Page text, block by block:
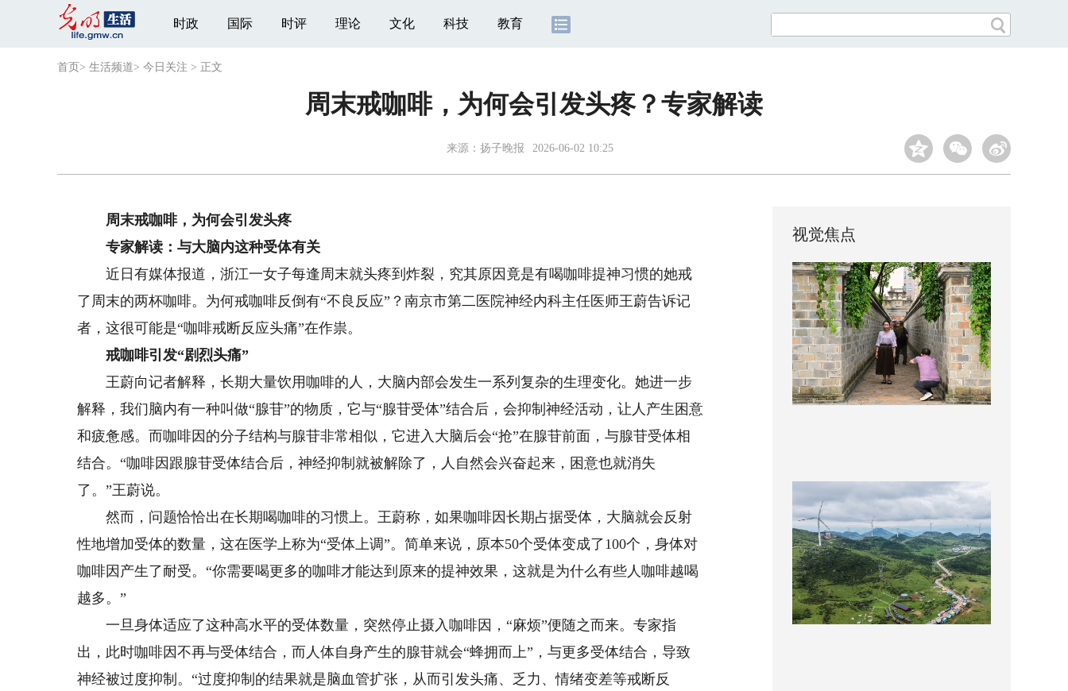
时政 国际 时评 理论 文化 科技 教育
首页 > 生活频道> 今日关注 > 正文
周末戒咖啡，为何会引发头疼？专家解读
来源： 扬子晚报 2026-06-02 10:25
周末戒咖啡，为何会引发头疼
专家解读：与大脑内这种受体有关
近日有媒体报道，浙江一女子每逢周末就头疼到炸裂，究其原因竟是有喝咖啡提神习惯的她戒
了周末的两杯咖啡。为何戒咖啡反倒有“不良反应”？南京市第二医院神经内科主任医师王蔚告诉记
者，这很可能是“咖啡戒断反应头痛”在作祟。
戒咖啡引发“剧烈头痛”
王蔚向记者解释，长期大量饮用咖啡的人，大脑内部会发生一系列复杂的生理变化。她进一步
解释，我们脑内有一种叫做“腺苷”的物质，它与“腺苷受体”结合后，会抑制神经活动，让人产生困意
和疲惫感。而咖啡因的分子结构与腺苷非常相似，它进入大脑后会“抢”在腺苷前面，与腺苷受体相
结合。“咖啡因跟腺苷受体结合后，神经抑制就被解除了，人自然会兴奋起来，困意也就消失
了。”王蔚说。
然而，问题恰恰出在长期喝咖啡的习惯上。王蔚称，如果咖啡因长期占据受体，大脑就会反射
性地增加受体的数量，这在医学上称为“受体上调”。简单来说，原本50个受体变成了100个，身体对
咖啡因产生了耐受。“你需要喝更多的咖啡才能达到原来的提神效果，这就是为什么有些人咖啡越喝
越多。”
一旦身体适应了这种高水平的受体数量，突然停止摄入咖啡因，“麻烦”便随之而来。专家指
出，此时咖啡因不再与受体结合，而人体自身产生的腺苷就会“蜂拥而上”，与更多受体结合，导致
神经被过度抑制。“过度抑制的结果就是脑血管扩张，从而引发头痛、乏力、情绪变差等戒断反
视觉焦点